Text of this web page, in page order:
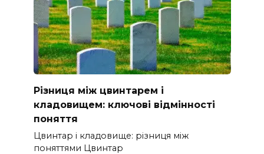
Різниця між цвинтарем і
кладовищем: ключові відмінності
поняття
Цвинтар і кладовище: різниця між
поняттями Цвинтар